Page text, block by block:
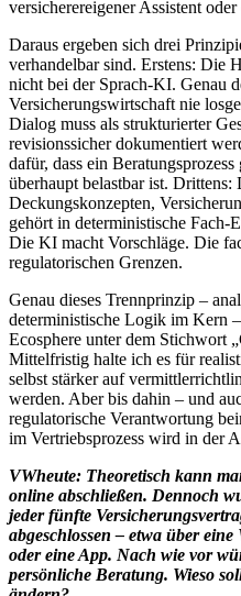
versicherereigener Assistent
Daraus ergeben sich drei
verhandelbar sind. Erstens: Die
nicht bei der Sprach-KI. Genau
Versicherungswirtschaft nie
Dialog muss als strukturierter
revisionssicher dokumentiert
dafür, dass ein
überhaupt belastbar ist.
Deckungskonzepten,
gehört in deterministische Fach-
Die KI macht Vorschläge. Die
regulatorischen Grenzen.
Genau dieses Trennprinzip –
deterministische Logik im Kern
Ecosphere unter dem Stichwort
Mittelfristig halte ich es für
selbst stärker auf
werden. Aber bis dahin – und
regulatorische Verantwortung
im Vertriebsprozess wird in der
VWheute: Theoretisch kann
online abschließen. Dennoch
jeder fünfte
abgeschlossen – etwa über
oder eine App. Nach wie vor
persönliche Beratung. Wieso